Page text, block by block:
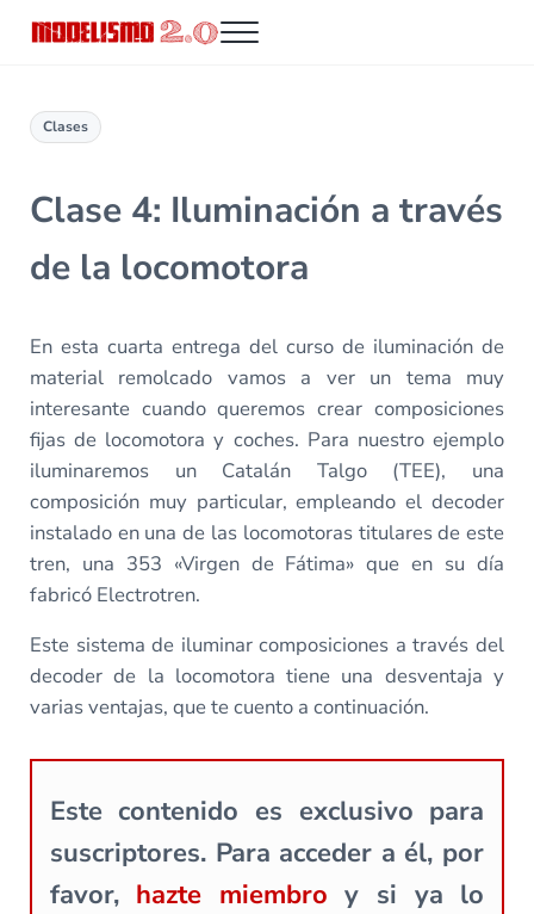
Menu
Clases
Clase 4: Iluminación a través
de la locomotora
En esta cuarta entrega del curso de iluminación de
material remolcado vamos a ver un tema muy
interesante cuando queremos crear composiciones
fijas de locomotora y coches. Para nuestro ejemplo
iluminaremos un Catalán Talgo (TEE), una
composición muy particular, empleando el decoder
instalado en una de las locomotoras titulares de este
tren, una 353 «Virgen de Fátima» que en su día
fabricó Electrotren.
Este sistema de iluminar composiciones a través del
decoder de la locomotora tiene una desventaja y
varias ventajas, que te cuento a continuación.
Este contenido es exclusivo para
suscriptores. Para acceder a él, por
favor, hazte miembro y si ya lo